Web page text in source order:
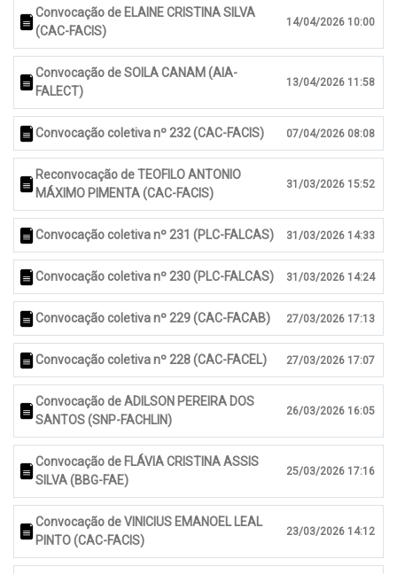
Convocação de ELAINE CRISTINA SILVA
(CAC-FACIS)
14/04/2026 10:00
Convocação de SOILA CANAM (AIA-
FALECT)
13/04/2026 11:58
Convocação coletiva nº 232 (CAC-FACIS) 07/04/2026 08:08
Reconvocação de TEOFILO ANTONIO
MÁXIMO PIMENTA (CAC-FACIS)
31/03/2026 15:52
Convocação coletiva nº 231 (PLC-FALCAS) 31/03/2026 14:33
Convocação coletiva nº 230 (PLC-FALCAS) 31/03/2026 14:24
Convocação coletiva nº 229 (CAC-FACAB) 27/03/2026 17:13
Convocação coletiva nº 228 (CAC-FACEL) 27/03/2026 17:07
Convocação de ADILSON PEREIRA DOS
SANTOS (SNP-FACHLIN)
26/03/2026 16:05
Convocação de FLÁVIA CRISTINA ASSIS
SILVA (BBG-FAE)
25/03/2026 17:16
Convocação de VINICIUS EMANOEL LEAL
PINTO (CAC-FACIS)
23/03/2026 14:12